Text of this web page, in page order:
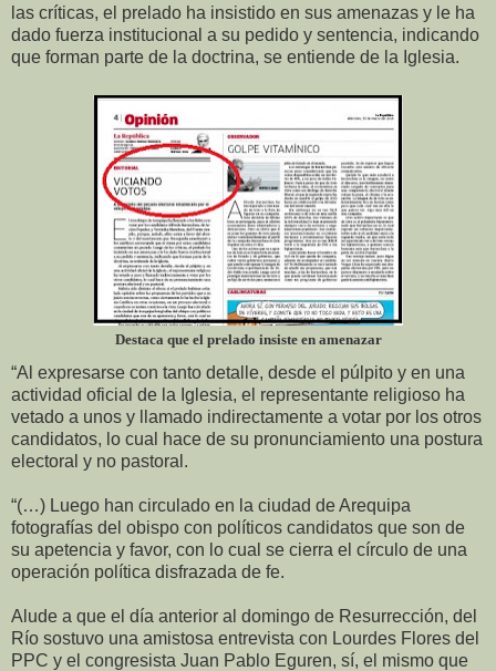
las críticas, el prelado ha insistido en sus amenazas y le ha
dado fuerza institucional a su pedido y sentencia, indicando
que forman parte de la doctrina, se entiende de la Iglesia.
Destaca que el prelado insiste en amenazar
“Al expresarse con tanto detalle, desde el púlpito y en una
actividad oficial de la Iglesia, el representante religioso ha
vetado a unos y llamado indirectamente a votar por los otros
candidatos, lo cual hace de su pronunciamiento una postura
electoral y no pastoral.
“(…) Luego han circulado en la ciudad de Arequipa
fotografías del obispo con políticos candidatos que son de
su apetencia y favor, con lo cual se cierra el círculo de una
operación política disfrazada de fe.
Alude a que el día anterior al domingo de Resurrección, del
Río sostuvo una amistosa entrevista con Lourdes Flores del
PPC y el congresista Juan Pablo Eguren, sí, el mismo que